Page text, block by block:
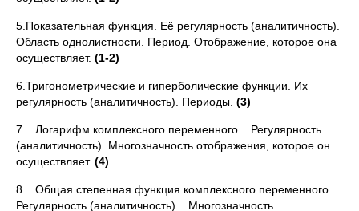
5.Показательная функция. Её регулярность (аналитичность).
Область однолистности. Период. Отображение, которое она
осуществляет. (1-2)
6.Тригонометрические и гиперболические функции. Их
регулярность (аналитичность). Периоды. (3)
7. Логарифм комплексного переменного. Регулярность
(аналитичность). Многозначность отображения, которое он
осуществляет. (4)
8. Общая степенная функция комплексного переменного.
Регу­лярность (аналитичность). Многозначность